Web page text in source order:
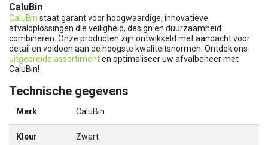
CaluBin
CaluBin staat garant voor hoogwaardige, innovatieve
afvaloplossingen die veiligheid, design en duurzaamheid
combineren. Onze producten zijn ontwikkeld met aandacht voor
detail en voldoen aan de hoogste kwaliteitsnormen. Ontdek ons
uitgebreide assortimenten optimaliseer uw afvalbeheer met
CaluBin!
Technische gegevens
Merk CaluBin
Kleur Zwart